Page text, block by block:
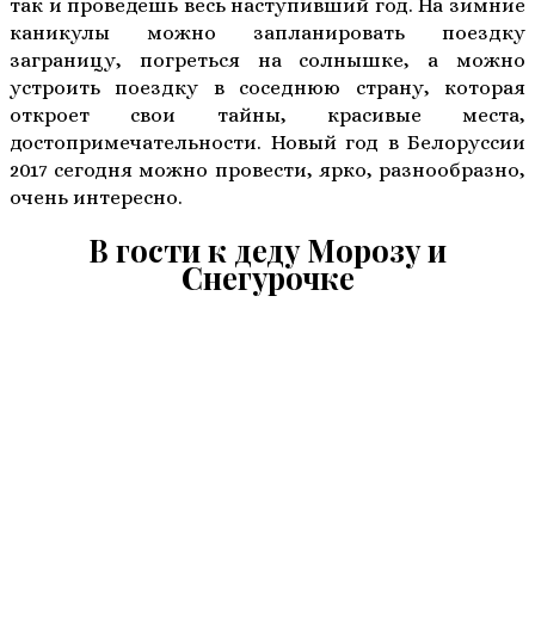
так и проведешь весь наступивший год. На зимние
каникулы можно запланировать поездку
заграницу, погреться на солнышке, а можно
устроить поездку в соседнюю страну, которая
откроет свои тайны, красивые места,
достопримечательности. Новый год в Белоруссии
2017 сегодня можно провести, ярко, разнообразно,
очень интересно.
В гости к деду Морозу и
Снегурочке